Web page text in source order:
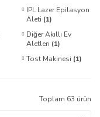
IPL Lazer Epilasyon
Aleti (1)
Diğer Akıllı Ev
Aletleri (1)
Tost Makinesi (1)
Toplam 63 ürün